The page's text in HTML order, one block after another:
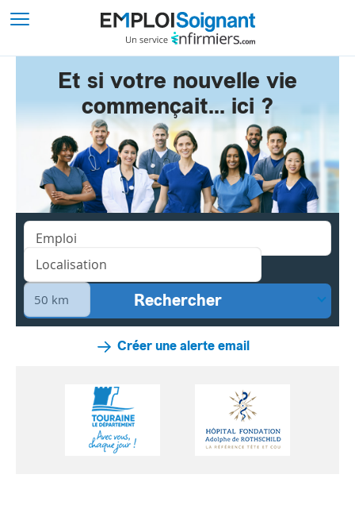
Et si votre nouvelle vie
commençait... ici ?
Créer une alerte email